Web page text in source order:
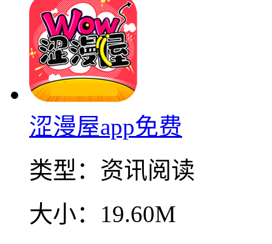
涩漫屋app免费
类型： 资讯阅读
大小： 19.60M